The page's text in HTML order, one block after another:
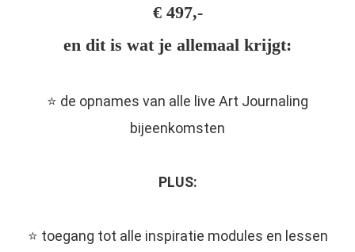
€ 497,-
en dit is wat je allemaal krijgt:
⭐️ de opnames van alle live Art Journaling
bijeenkomsten
PLUS:
⭐️ toegang tot alle inspiratie modules en lessen